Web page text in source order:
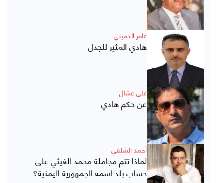
عامر الدميني
هادي المثير للجدل
علي عشال
عن حكم هادي
أحمد الشلفي
لماذا تتم مجاملة محمد الغيثي على
حساب بلد اسمه الجمهورية اليمنية؟